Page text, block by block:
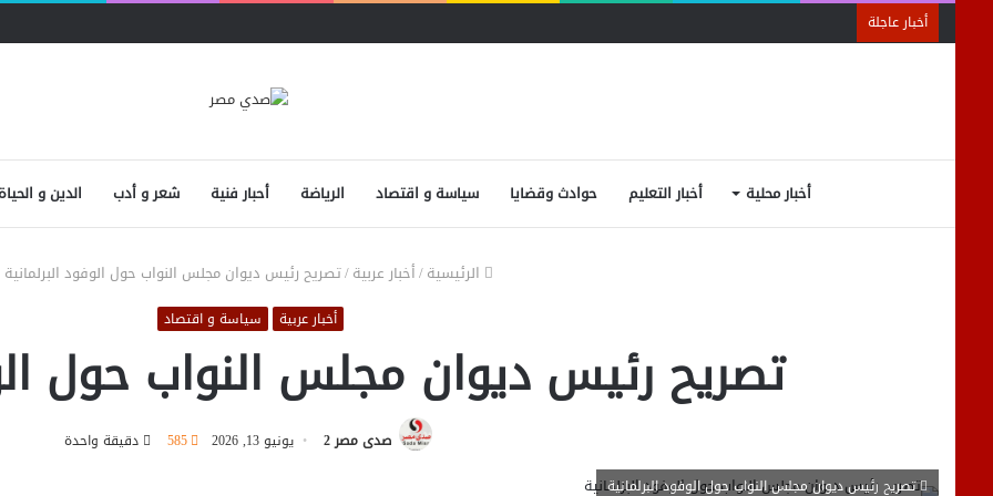
أخبار عاجلة
أخبار محلية أخبار التعليم حوادث وقضايا سياسة و اقتصاد الرياضة أحبار فنية شعر و أدب الدين و الحياة
الرئيسية/أخبار عربية/تصريح رئيس ديوان مجلس النواب حول الوفود البرلمانية
أخبار عربية سياسة و اقتصاد
تصريح رئيس ديوان مجلس النواب حول
صدى مصر 2 يونيو 13, 2026 585
دقيقة واحدة
تصريح رئيس ديوان مجلس النواب حول الوفود البرلمانية